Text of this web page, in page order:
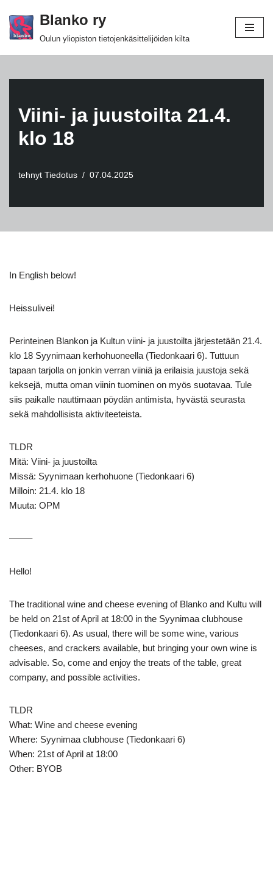
Siirry
Blanko ry
Oulun yliopiston tietojenkäsittelijöiden kilta
Viini- ja juustoilta 21.4.
klo 18
tehnyt Tiedotus 07.04.2025
In English below!
Heissulivei!
Perinteinen Blankon ja Kultun viini- ja juustoilta järjestetään 21.4.
klo 18 Syynimaan kerhohuoneella (Tiedonkaari 6). Tuttuun
tapaan tarjolla on jonkin verran viiniä ja erilaisia juustoja sekä
keksejä, mutta oman viinin tuominen on myös suotavaa. Tule
siis paikalle nauttimaan pöydän antimista, hyvästä seurasta
sekä mahdollisista aktiviteeteista.
TLDR
Mitä: Viini- ja juustoilta
Missä: Syynimaan kerhohuone (Tiedonkaari 6)
Milloin: 21.4. klo 18
Muuta: OPM
——–
Hello!
The traditional wine and cheese evening of Blanko and Kultu will
be held on 21st of April at 18:00 in the Syynimaa clubhouse
(Tiedonkaari 6). As usual, there will be some wine, various
cheeses, and crackers available, but bringing your own wine is
advisable. So, come and enjoy the treats of the table, great
company, and possible activities.
TLDR
What: Wine and cheese evening
Where: Syynimaa clubhouse (Tiedonkaari 6)
When: 21st of April at 18:00
Other: BYOB